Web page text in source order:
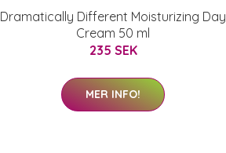
Dramatically Different Moisturizing Day
Cream 50 ml
235 SEK
MER INFO!